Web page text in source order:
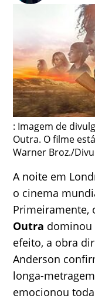
: Imagem de
Outra. O filme
Warner Broz./
A noite em
o cinema
Primeiramente,
Outra dominou
efeito, a obra
Anderson
longa-
emocionou